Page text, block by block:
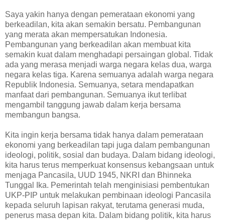
Saya yakin hanya dengan pemerataan ekonomi yang
berkeadilan, kita akan semakin bersatu. Pembangunan
yang merata akan mempersatukan Indonesia.
Pembangunan yang berkeadilan akan membuat kita
semakin kuat dalam menghadapi persaingan global. Tidak
ada yang merasa menjadi warga negara kelas dua, warga
negara kelas tiga. Karena semuanya adalah warga negara
Republik Indonesia. Semuanya, setara mendapatkan
manfaat dari pembangunan. Semuanya ikut terlibat
mengambil tanggung jawab dalam kerja bersama
membangun bangsa.
Kita ingin kerja bersama tidak hanya dalam pemerataan
ekonomi yang berkeadilan tapi juga dalam pembangunan
ideologi, politik, sosial dan budaya. Dalam bidang ideologi,
kita harus terus memperkuat konsensus kebangsaan untuk
menjaga Pancasila, UUD 1945, NKRI dan Bhinneka
Tunggal Ika. Pemerintah telah menginisiasi pembentukan
UKP-PIP untuk melakukan pembinaan ideologi Pancasila
kepada seluruh lapisan rakyat, terutama generasi muda,
penerus masa depan kita. Dalam bidang politik, kita harus